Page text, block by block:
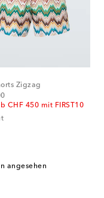
Zigzag
CHF 450 mit FIRST10
angesehen